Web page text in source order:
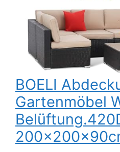
BOELI
Gartenmöbel